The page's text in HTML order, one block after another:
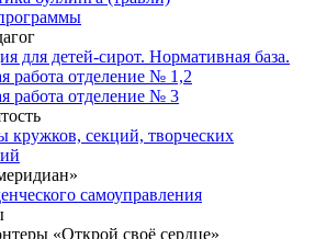
для детей-сирот. Нормативная база.
работа отделение № 1,2
работа отделение № 3
кружков, секций, творческих
самоуправления
«Открой своё сердце»